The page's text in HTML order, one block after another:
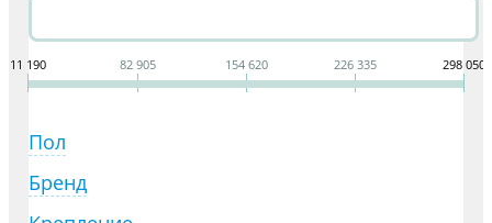
11 190 82 905 154 620 226 335 298 050
Пол
Бренд